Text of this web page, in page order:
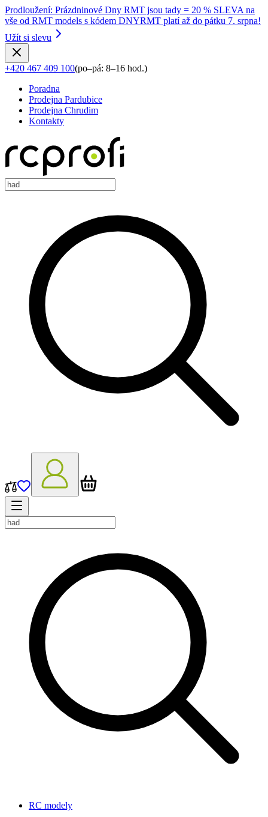
Prodloužení: Prázdninové Dny RMT jsou tady = 20 % SLEVA na
vše od RMT models s kódem DNYRMT platí až do pátku 7. srpna!
Užít si slevu
+420 467 409 100(po–pá: 8–16 hod.)
Poradna
Prodejna Pardubice
Prodejna Chrudim
Kontakty
RC modely